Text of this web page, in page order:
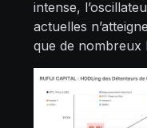
intense,
actuelles
que de nombreux